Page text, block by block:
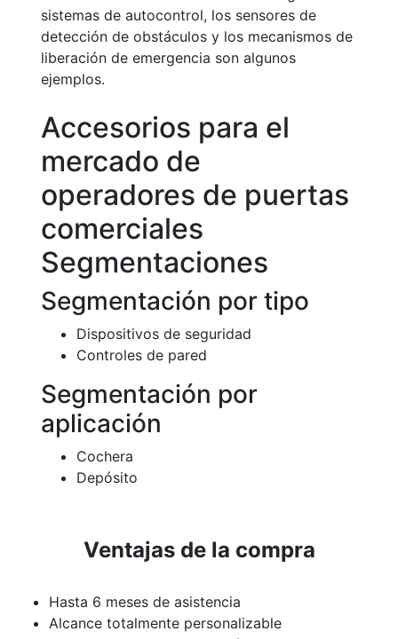
sistemas de autocontrol, los sensores de
detección de obstáculos y los mecanismos de
liberación de emergencia son algunos
ejemplos.
Accesorios para el
mercado de
operadores de puertas
comerciales
Segmentaciones
Segmentación por tipo
Dispositivos de seguridad
Controles de pared
Segmentación por
aplicación
Cochera
Depósito
Ventajas de la compra
Hasta 6 meses de asistencia
Alcance totalmente personalizable